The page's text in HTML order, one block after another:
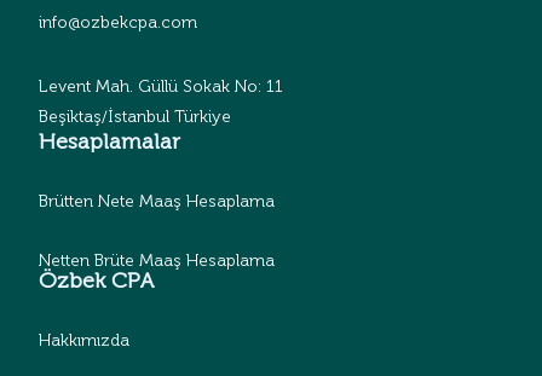
info@ozbekcpa.com
Levent Mah. Güllü Sokak No: 11
Beşiktaş/İstanbul Türkiye
Hesaplamalar
Brütten Nete Maaş Hesaplama
Netten Brüte Maaş Hesaplama
Özbek CPA
Hakkımızda